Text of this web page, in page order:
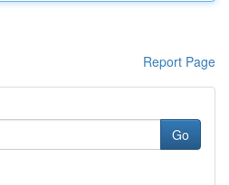
Report Page
Go